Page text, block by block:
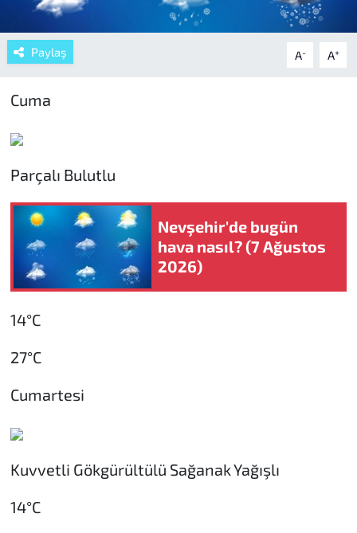
Paylaş A- A+
Cuma
Parçalı Bulutlu
Nevşehir'de bugün
hava nasıl? (7 Ağustos
2026)
14°C
27°C
Cumartesi
Kuvvetli Gökgürültülü Sağanak Yağışlı
14°C